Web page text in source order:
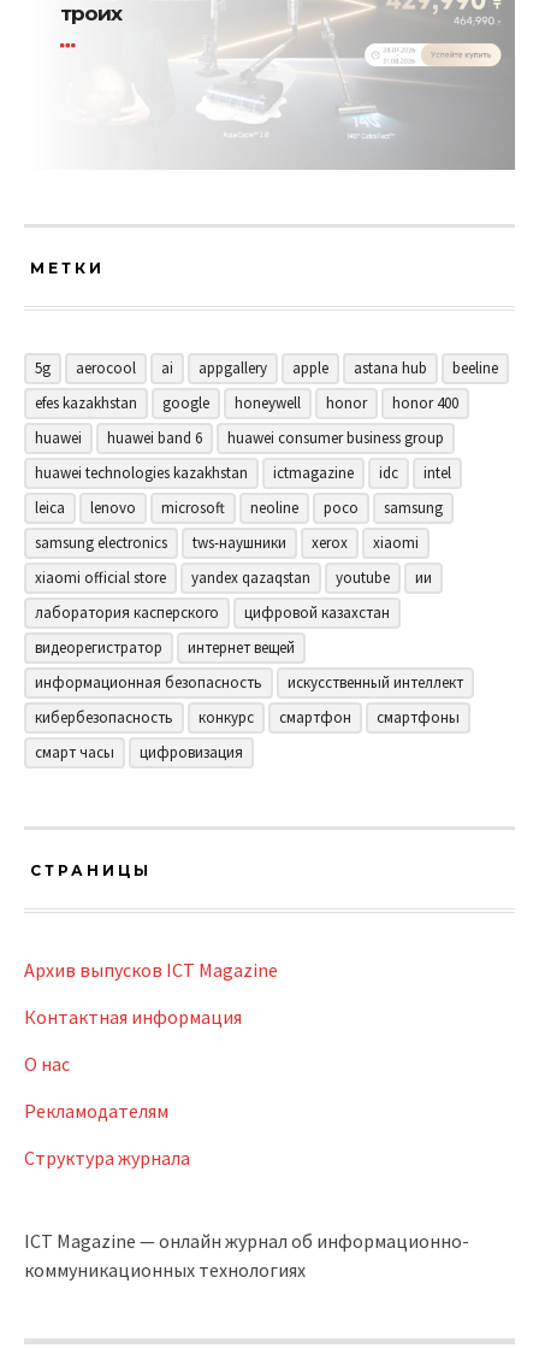
троих
МЕТКИ
5g aerocool ai appgallery apple astana hub
beeline
efes kazakhstan
google honeywell honor
honor 400
huawei
huawei band 6
huawei consumer business group
huawei technologies kazakhstan
ictmagazine idc
intel
leica
lenovo microsoft neoline poco
samsung
samsung electronics
tws-наушники xerox
xiaomi
xiaomi official store
yandex qazaqstan youtube
ии
лаборатория касперского
цифровой казахстан
видеорегистратор
интернет вещей
информационная безопасность
искусственный интеллект
кибербезопасность
конкурс смартфон
смартфоны
смарт часы
цифровизация
СТРАНИЦЫ
Архив выпусков ICT Magazine
Контактная информация
О нас
Рекламодателям
Структура журнала
ICT Magazine — онлайн журнал об информационно-
коммуникационных технологиях